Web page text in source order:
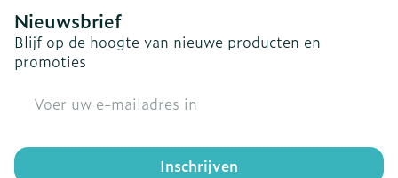
Nieuwsbrief
Blijf op de hoogte van nieuwe producten en
promoties
Inschrijven